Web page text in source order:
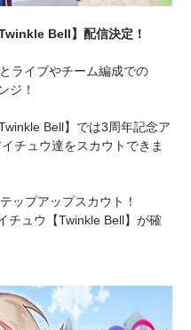
Bell】配信決定！
ライブやチーム編成での
ジ！
Bell】では3周年記念ア
チュウ達をスカウトできま
ップアップスカウト！
チュウ【Twinkle Bell】が確